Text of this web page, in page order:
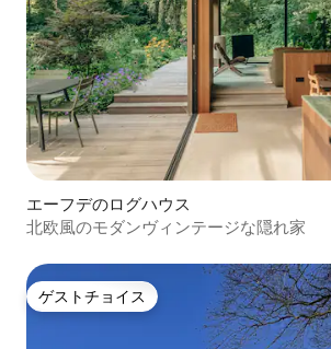
エーフデのログハウス
北欧風のモダンヴィンテージな隠れ家
ゲストチョイス
ゲストチョイス